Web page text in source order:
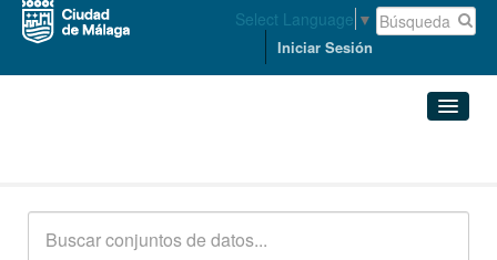
Select Language ▼
Iniciar Sesión